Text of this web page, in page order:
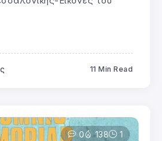
11 Min Read
0 138 1